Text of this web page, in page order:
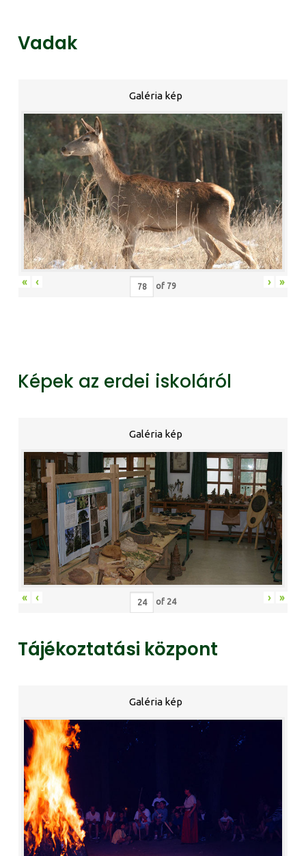
Vadak
Galéria kép
« ‹ of 79 › »
Képek az erdei iskoláról
Galéria kép
« ‹ of 24 › »
Tájékoztatási központ
Galéria kép